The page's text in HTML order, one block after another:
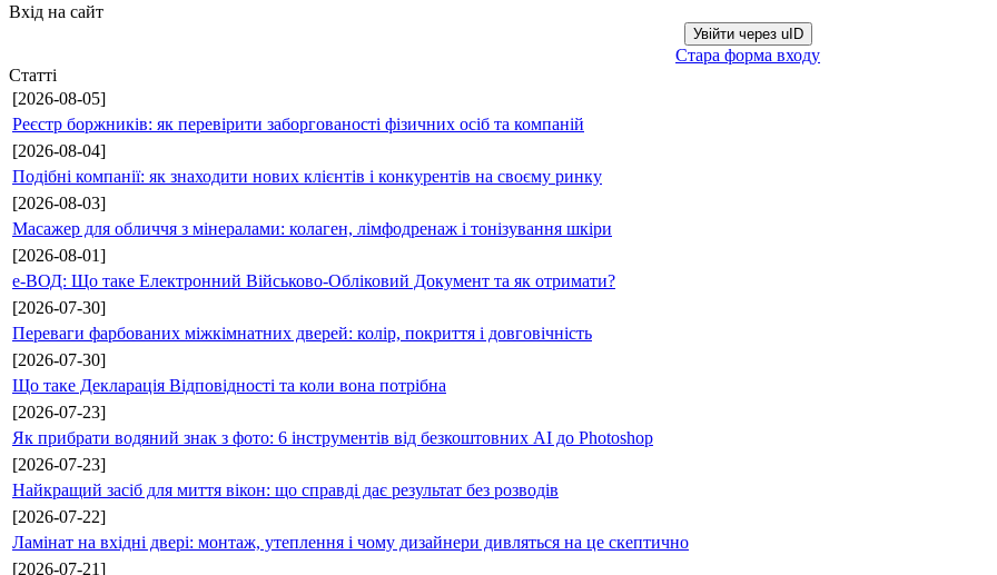
Вхід на сайт
Увійти через uID
Стара форма входу
Статті
[2026-08-05]
Реєстр боржників: як перевірити заборгованості фізичних осіб та компаній
[2026-08-04]
Подібні компанії: як знаходити нових клієнтів і конкурентів на своєму ринку
[2026-08-03]
Масажер для обличчя з мінералами: колаген, лімфодренаж і тонізування шкіри
[2026-08-01]
е-ВОД: Що таке Електронний Військово-Обліковий Документ та як отримати?
[2026-07-30]
Переваги фарбованих міжкімнатних дверей: колір, покриття і довговічність
[2026-07-30]
Що таке Декларація Відповідності та коли вона потрібна
[2026-07-23]
Як прибрати водяний знак з фото: 6 інструментів від безкоштовних AI до Photoshop
[2026-07-23]
Найкращий засіб для миття вікон: що справді дає результат без розводів
[2026-07-22]
Ламінат на вхідні двері: монтаж, утеплення і чому дизайнери дивляться на це скептично
[2026-07-21]